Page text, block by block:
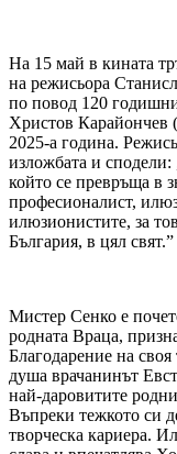
На 15 май в кината
на режисьора
по повод 120
Христов Карайончев
2025-а година.
изложбата и
който се превръща в
професионалист,
илюзионистите, за
България, в цял свят.”
Мистер Сенко е
родната Враца,
Благодарение на
душа врачанинът
най-даровитите
Въпреки тежкото си
творческа кариера.